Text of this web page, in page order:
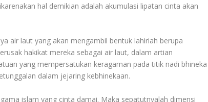
hal demikian adalah akumulasi lipatan cinta akan
air laut yang akan mengambil bentuk lahiriah berupa
hakikat mereka sebagai air laut, dalam artian
yang mempersatukan keragaman pada titik nadi bhineka
dalam jejaring kebhinekaan.
islam yang cinta damai. Maka sepatutnyalah dimensi